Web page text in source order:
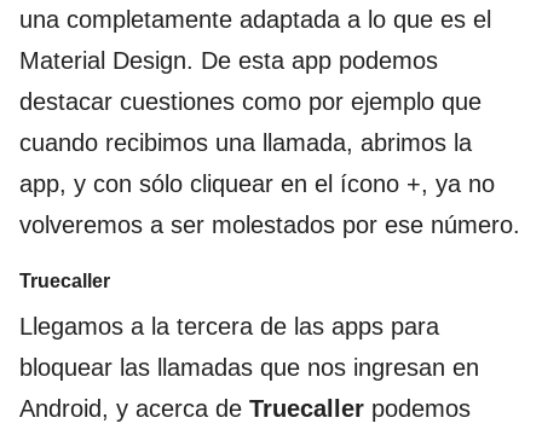
una completamente adaptada a lo que es el
Material Design. De esta app podemos
destacar cuestiones como por ejemplo que
cuando recibimos una llamada, abrimos la
app, y con sólo cliquear en el ícono +, ya no
volveremos a ser molestados por ese número.
Truecaller
Llegamos a la tercera de las apps para
bloquear las llamadas que nos ingresan en
Android, y acerca de Truecaller podemos